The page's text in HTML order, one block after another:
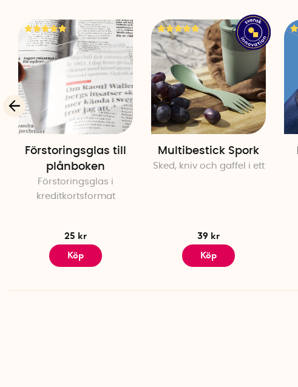
Förstoringsglas till
plånboken
Förstoringsglas i
kreditkortsformat
25 kr
Köp
Multibestick Spork
Sked, kniv och gaffel i ett
39 kr
Köp